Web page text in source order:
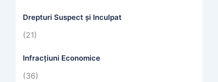
Drepturi Suspect și Inculpat
(21)
Infracțiuni Economice
(36)